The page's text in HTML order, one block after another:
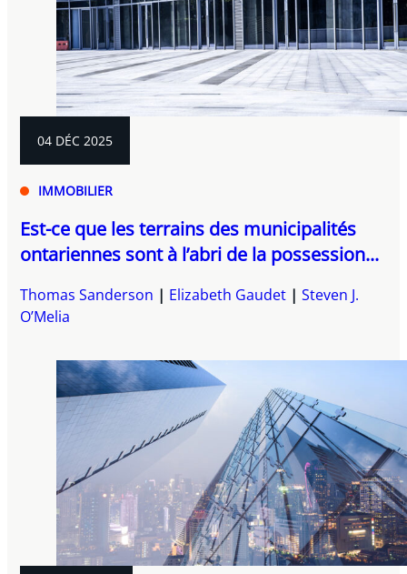
04 DÉC 2025
IMMOBILIER
Est-ce que les terrains des municipalités
ontariennes sont à l’abri de la possession...
Thomas Sanderson Elizabeth Gaudet
Steven J.
O’Melia